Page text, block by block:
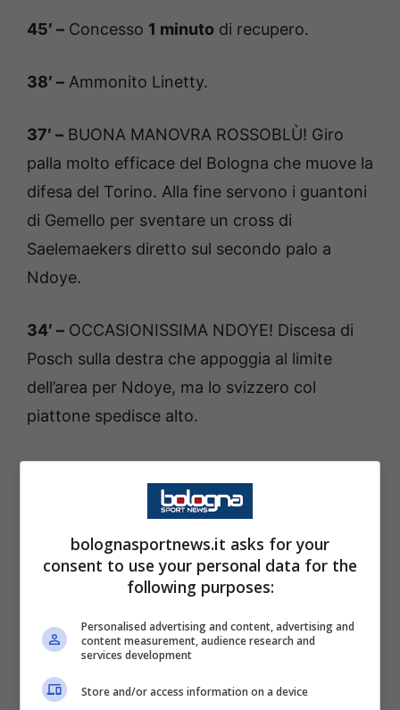
45′ – Concesso 1 minuto di recupero.
38′ – Ammonito Linetty.
37′ – BUONA MANOVRA ROSSOBLÙ! Giro
palla molto efficace del Bologna che muove la
difesa del Torino. Alla fine servono i guantoni
di Gemello per sventare un cross di
Saelemaekers diretto sul secondo palo a
Ndoye.
34′ – OCCASIONISSIMA NDOYE! Discesa di
Posch sulla destra che appoggia al limite
dell’area per Ndoye, ma lo svizzero col
piattone spedisce alto.
31′ –CHANCE PER BUONGIORNO! sugli
sviluppi del calcio di punizione il capitano
granata svetta più in alto di tutti ma di testa
non riesce ad inquadrare la porta da buona
30′ –Ammonito Fabbian.
25′ –Buon momento dei granata che
bolognasportnews.it asks for your
consent to use your personal data for the
following purposes:
Personalised advertising and content, advertising and
content measurement, audience research and
services development
Store and/or access information on a device